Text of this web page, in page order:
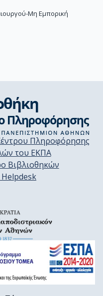
Μη Εμπορική
Πληροφόρησης
του ΕΚΠΑ
Βιβλιοθηκών
Helpdesk